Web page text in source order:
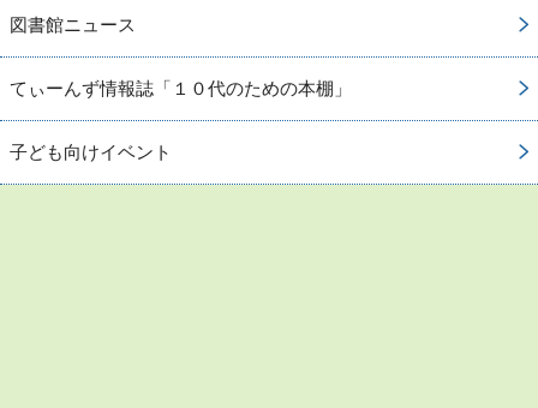
図書館ニュース
てぃーんず情報誌「１０代のための本棚」
子ども向けイベント